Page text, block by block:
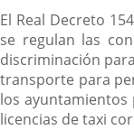
El Real Decreto
se regulan las
discriminación
transporte para
los ayuntamientos
licencias de taxi